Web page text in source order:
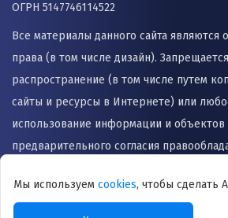
ОГРН 5147746114522
Все материалы данного сайта являются
права (в том числе дизайн).
распространение (в том числе путем
сайты и ресурсы в Интернете) или
использование информации и объектов
предварительного согласия
может быть использована для
Мы используем cookies, чтобы сделать